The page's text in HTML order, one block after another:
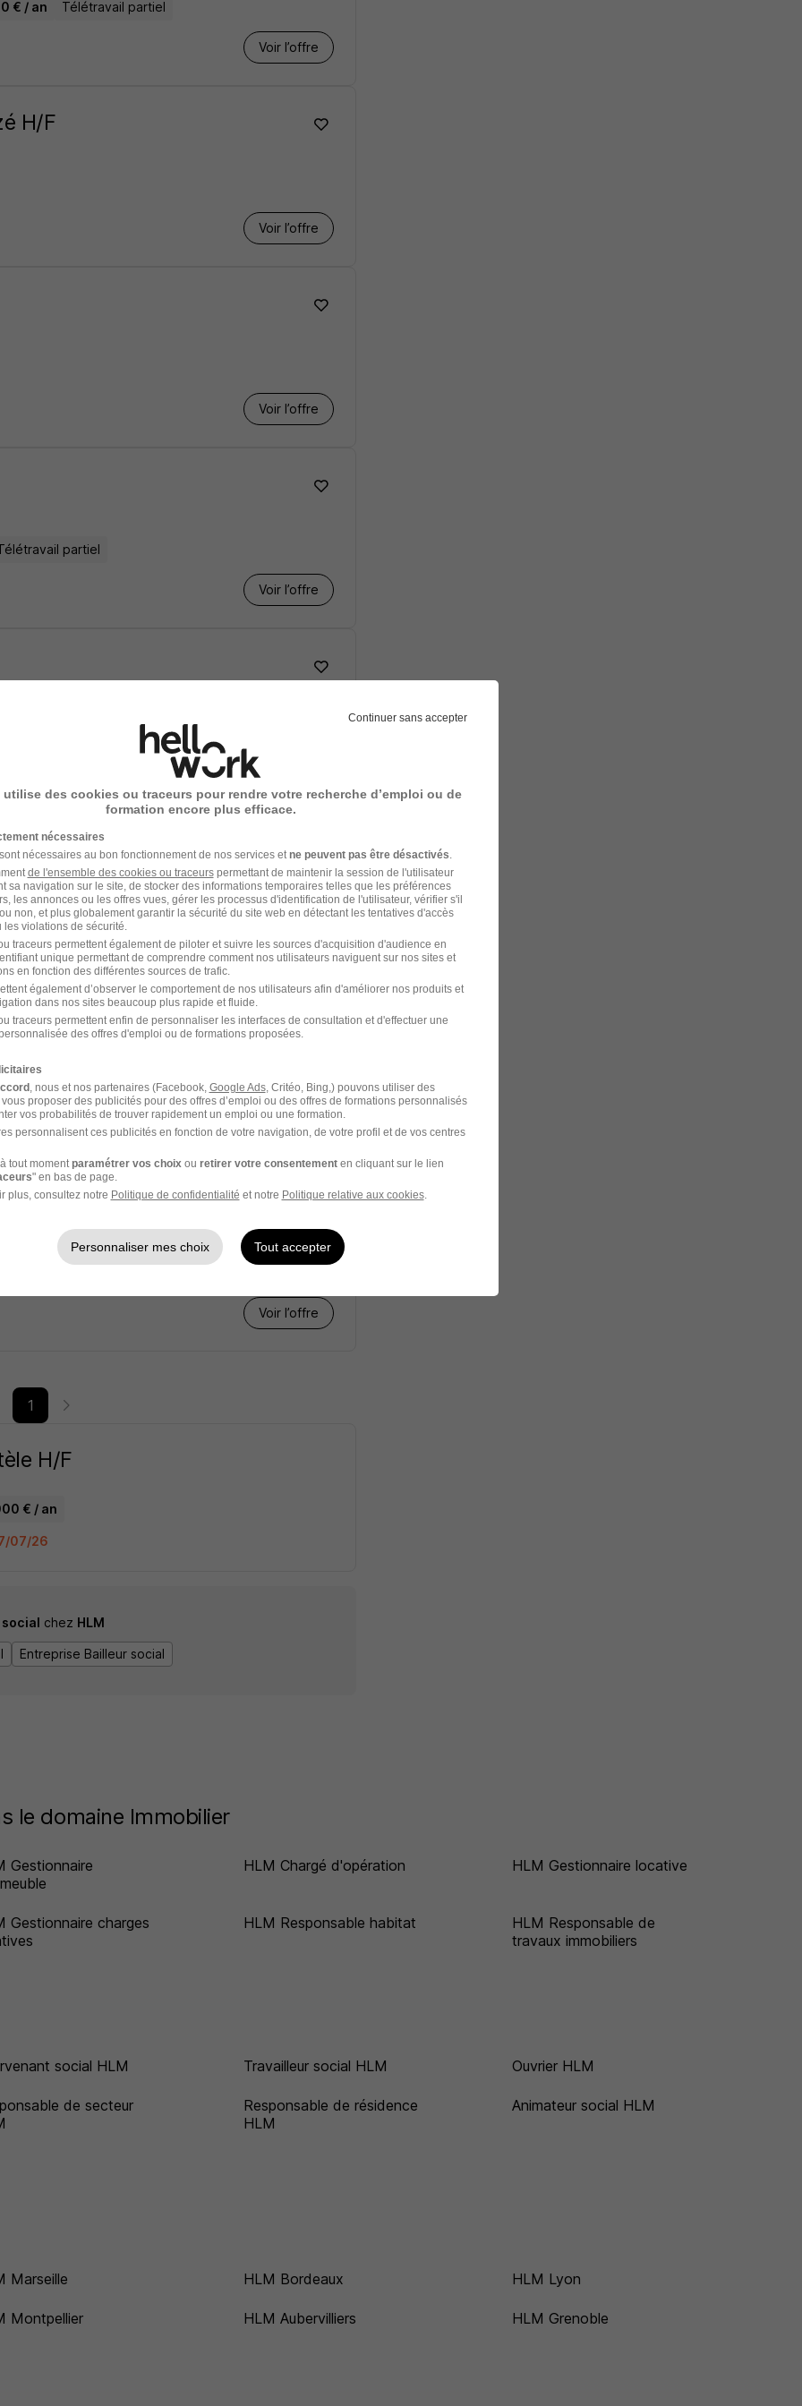
€ / an Télétravail partiel
Voir l’offre
H/F
Voir l’offre
Voir l’offre
partiel
Voir l’offre
Voir l’offre
Télétravail partiel + 1
Voir l’offre
€ / an
Voir l’offre
Voir l’offre
1
H/F
€ / an
07/26
chez HLM
Entreprise Bailleur social
le domaine Immobilier
Gestionnaire
HLM Chargé d'opération HLM Gestionnaire locative
Gestionnaire charges
HLM Responsable habitat
HLM Responsable de
travaux immobiliers
social HLM Travailleur social HLM Ouvrier HLM
de secteur
Responsable de résidence
HLM
Animateur social HLM
Marseille HLM Bordeaux HLM Lyon
Montpellier HLM Aubervilliers HLM Grenoble
Continuer sans accepter
utilise des cookies ou traceurs pour rendre votre recherche d’emploi ou de
formation encore plus efficace.
nécessaires
nécessaires au bon fonctionnement de nos services etne peuvent pas être désactivés.
de l'ensemble des cookies ou traceurspermettant de maintenir la session de l'utilisateur
sa navigation sur le site, de stocker des informations temporaires telles que les préférences
les annonces ou les offres vues, gérer les processus d'identification de l'utilisateur, vérifier s'il
non, et plus globalement garantir la sécurité du site web en détectant les tentatives d'accès
les violations de sécurité.
traceurs permettent également de piloter et suivre les sources d'acquisition d'audience en
unique permettant de comprendre comment nos utilisateurs naviguent sur nos sites et
en fonction des différentes sources de trafic.
également d’observer le comportement de nos utilisateurs afin d'améliorer nos produits et
dans nos sites beaucoup plus rapide et fluide.
traceurs permettent enfin de personnaliser les interfaces de consultation et d'effectuer une
des offres d'emploi ou de formations proposées.
, nous et nos partenaires (Facebook, Google Ads, Critéo, Bing,) pouvons utiliser des
proposer des publicités pour des offres d’emploi ou des offres de formations personnalisés
vos probabilités de trouver rapidement un emploi ou une formation.
personnalisent ces publicités en fonction de votre navigation, de votre profil et de vos centres
tout momentparamétrer vos choixou retirer votre consentementen cliquant sur le lien
" en bas de page.
plus, consultez notre Politique de confidentialité et notre Politique relative aux cookies.
Personnaliser mes choix Tout accepter